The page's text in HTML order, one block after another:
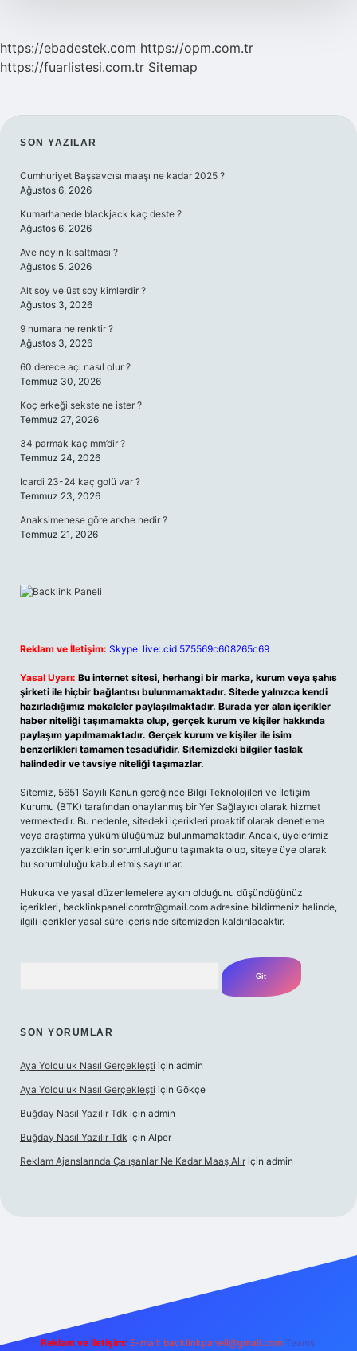
https://ebadestek.com https://opm.com.tr
https://fuarlistesi.com.tr Sitemap
SIDEBAR
SON YAZILAR
Cumhuriyet Başsavcısı maaşı ne kadar 2025 ?
Ağustos 6, 2026
Kumarhanede blackjack kaç deste ?
Ağustos 6, 2026
Ave neyin kısaltması ?
Ağustos 5, 2026
Alt soy ve üst soy kimlerdir ?
Ağustos 3, 2026
9 numara ne renktir ?
Ağustos 3, 2026
60 derece açı nasıl olur ?
Temmuz 30, 2026
Koç erkeği sekste ne ister ?
Temmuz 27, 2026
34 parmak kaç mm’dir ?
Temmuz 24, 2026
Icardi 23-24 kaç golü var ?
Temmuz 23, 2026
Anaksimenese göre arkhe nedir ?
Temmuz 21, 2026
Reklam ve İletişim: Skype: live:.cid.575569c608265c69
Yasal Uyarı: Bu internet sitesi, herhangi bir marka, kurum veya şahıs
şirketi ile hiçbir bağlantısı bulunmamaktadır. Sitede yalnızca kendi
hazırladığımız makaleler paylaşılmaktadır. Burada yer alan içerikler
haber niteliği taşımamakta olup, gerçek kurum ve kişiler hakkında
paylaşım yapılmamaktadır. Gerçek kurum ve kişiler ile isim
benzerlikleri tamamen tesadüfidir. Sitemizdeki bilgiler taslak
halindedir ve tavsiye niteliği taşımazlar.
Sitemiz, 5651 Sayılı Kanun gereğince Bilgi Teknolojileri ve İletişim
Kurumu (BTK) tarafından onaylanmış bir Yer Sağlayıcı olarak hizmet
vermektedir. Bu nedenle, sitedeki içerikleri proaktif olarak denetleme
veya araştırma yükümlülüğümüz bulunmamaktadır. Ancak, üyelerimiz
yazdıkları içeriklerin sorumluluğunu taşımakta olup, siteye üye olarak
bu sorumluluğu kabul etmiş sayılırlar.
Hukuka ve yasal düzenlemelere aykırı olduğunu düşündüğünüz
içerikleri, backlinkpanelicomtr@gmail.com adresine bildirmeniz halinde,
ilgili içerikler yasal süre içerisinde sitemizden kaldırılacaktır.
SON YORUMLAR
Aya Yolculuk Nasıl Gerçekleşti için admin
Aya Yolculuk Nasıl Gerçekleşti için Gökçe
Buğday Nasıl Yazılır Tdk için admin
Buğday Nasıl Yazılır Tdk için Alper
Reklam Ajanslarında Çalışanlar Ne Kadar Maaş Alır için admin
Reklam ve İletişim: E-mail: backlinkpaneli@gmail.com Teams: